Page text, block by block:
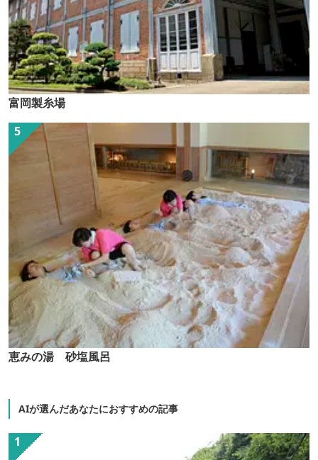
富岡製糸場
恵みの湯 砂塩風呂
AIが選んだあなたにおすすめの記事